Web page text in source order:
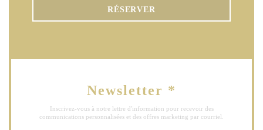
RÉSERVER
Newsletter *
Inscrivez-vous à notre lettre d'information pour recevoir des
communications personnalisées et des offres marketing par courriel.